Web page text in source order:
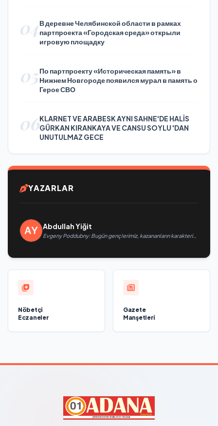
04В деревне Челябинской области в рамках
партпроекта «Городская среда» открыли
игровую площадку
05По партпроекту «Историческая память» в
Нижнем Новгороде появился мурал в память о
Герое СВО
06KLARNET VE ARABESK AYNI SAHNE'DE HALİS
GÜRKAN KIRANKAYA VE CANSU SOYLU 'DAN
UNUTULMAZ GECE
YAZARLAR
Abdullah Yiğit
Evgeny Poddubny: Bugün gençlerimiz, kazananların karakterini
Nöbetçi
Eczaneler
Gazete
Manşetleri